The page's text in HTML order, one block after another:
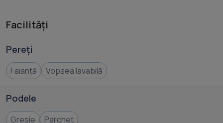
a fost construita si echipata pentru a oferi un confort
termic maxim cu costuri minime de intretinere. Pret:
Facilități
Pereți
Faianță Vopsea lavabilă
Podele
Gresie Parchet